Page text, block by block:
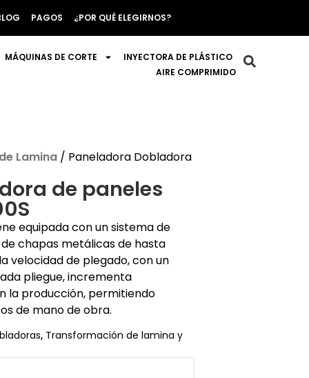
PAGOS ¿POR QUÉ ELEGIRNOS?
MÁQUINAS DE CORTE
INYECTORA DE PLÁSTICO
AIRE COMPRIMIDO
Lamina/ Paneladora Dobladora
de paneles
equipada con un sistema de
chapas metálicas de hasta
velocidad de plegado, con un
pliegue, incrementa
la producción, permitiendo
de mano de obra.
, Transformación de lamina y